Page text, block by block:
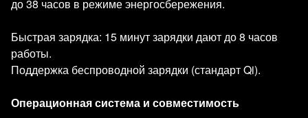
до 38 часов в режиме энергосбережения.
Быстрая зарядка: 15 минут зарядки дают до 8 часов
работы.
Поддержка беспроводной зарядки (стандарт Qi).
Операционная система и совместимость